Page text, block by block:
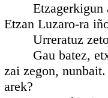
Etzagerkigun
Etzan Luzaro-ra
Urreratuz
Gau batez,
zai zegon,
arek?